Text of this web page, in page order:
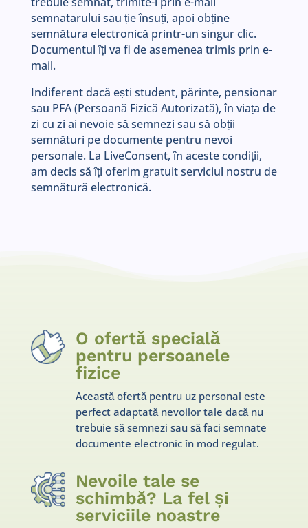
semnatarului sau ție însuți, apoi obține
semnătura electronică printr-un singur clic.
Documentul îți va fi de asemenea trimis prin e-
mail.
Indiferent dacă ești student, părinte, pensionar
sau PFA (Persoană Fizică Autorizată), în viața de
zi cu zi ai nevoie să semnezi sau să obții
semnături pe documente pentru nevoi
personale. La LiveConsent, în aceste condiții,
am decis să îți oferim gratuit serviciul nostru de
semnătură electronică.
O ofertă specială
pentru persoanele
fizice
Această ofertă pentru uz personal este
perfect adaptată nevoilor tale dacă nu
trebuie să semnezi sau să faci semnate
documente electronic în mod regulat.
Nevoile tale se
schimbă? La fel și
serviciile noastre